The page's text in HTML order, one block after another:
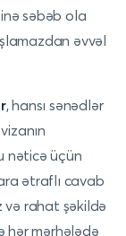
səbəb ola
əvvəl
, hansı sənədlər
nəticə üçün
ətraflı cavab
və rahat şəkildə
hər mərhələdə